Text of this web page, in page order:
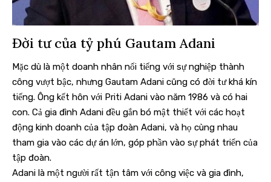
Đời tư của tỷ phú Gautam Adani
Mặc dù là một doanh nhân nổi tiếng với sự nghiệp thành
công vượt bậc, nhưng Gautam Adani cũng có đời tư khá kín
tiếng. Ông kết hôn với Priti Adani vào năm 1986 và có hai
con. Cả gia đình Adani đều gắn bó mật thiết với các hoạt
động kinh doanh của tập đoàn Adani, và họ cùng nhau
tham gia vào các dự án lớn, góp phần vào sự phát triển của
tập đoàn.
Adani là một người rất tận tâm với công việc và gia đình,